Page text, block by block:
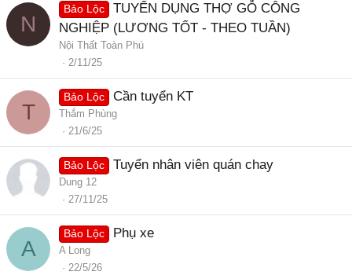
N
Bảo Lộc
TUYỂN DỤNG THỢ GỖ CÔNG
NGHIỆP (LƯƠNG TỐT - THEO TUẦN)
Nội Thất Toàn Phú
2/11/25
T
Bảo Lộc Cần tuyển KT
Thắm Phùng
21/6/25
Bảo Lộc Tuyển nhân viên quán chay
Dung 12
27/11/25
A
Bảo Lộc Phụ xe
A Long
22/5/26